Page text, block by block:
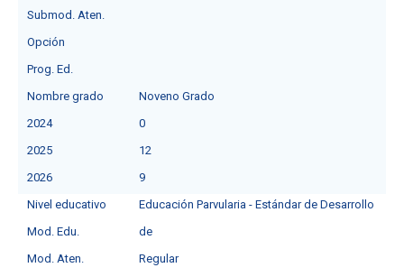
Submod. Aten.
Opción
Prog. Ed.
Nombre grado
Noveno Grado
2024
0
2025
12
2026
9
Nivel educativo
Educación Parvularia - Estándar de Desarrollo
Mod. Edu.
de
Mod. Aten.
Regular